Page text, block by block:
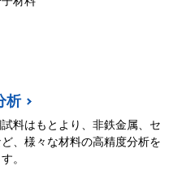
析
料はもとより、非鉄金属、セ
、様々な材料の高精度分析を
。